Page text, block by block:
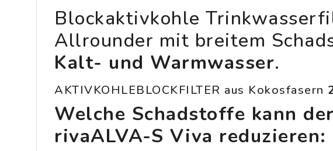
Blockaktivkohle
Allrounder mit breitem
Kalt- und Warmwasser.
AKTIVKOHLEBLOCKFILTER aus Kokosfasern
Welche Schadstoffe kann
rivaALVA-S Viva reduzieren: